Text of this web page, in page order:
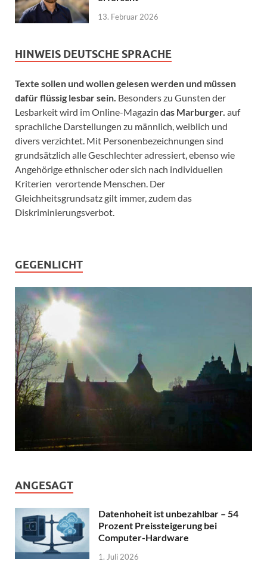
13. Februar 2026
HINWEIS DEUTSCHE SPRACHE
Texte sollen und wollen gelesen werden und müssen
dafür flüssig lesbar sein. Besonders zu Gunsten der
Lesbarkeit wird im Online-Magazin das Marburger. auf
sprachliche Darstellungen zu männlich, weiblich und
divers verzichtet. Mit Personenbezeichnungen sind
grundsätzlich alle Geschlechter adressiert, ebenso wie
Angehörige ethnischer oder sich nach individuellen
Kriterien verortende Menschen. Der
Gleichheitsgrundsatz gilt immer, zudem das
Diskriminierungsverbot.
GEGENLICHT
ANGESAGT
Datenhoheit ist unbezahlbar – 54
Prozent Preissteigerung bei
Computer-Hardware
1. Juli 2026